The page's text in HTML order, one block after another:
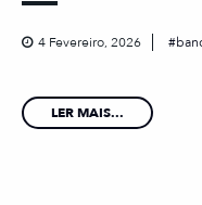
4 Fevereiro, 2026
LER MAIS...